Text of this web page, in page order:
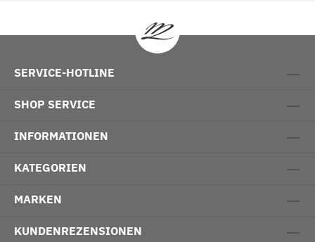
SERVICE-HOTLINE
SHOP SERVICE
INFORMATIONEN
KATEGORIEN
MARKEN
KUNDENREZENSIONEN